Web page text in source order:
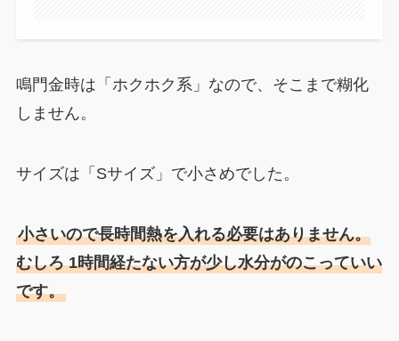
鳴門金時は「ホクホク系」なので、そこまで糊化
しません。
サイズは「Sサイズ」で小さめでした。
小さいので長時間熱を入れる必要はありません。
むしろ 1時間経たない方が少し水分がのこっていい
です。